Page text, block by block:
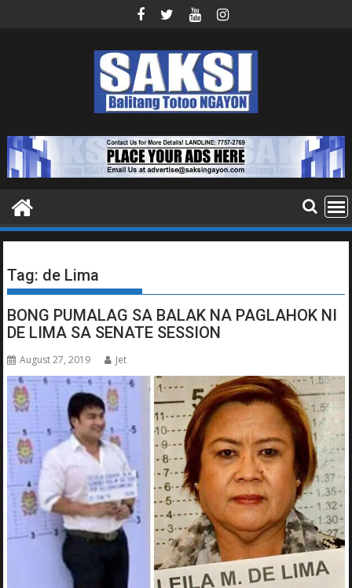
Tag: de Lima
BONG PUMALAG SA BALAK NA PAGLAHOK NI
DE LIMA SA SENATE SESSION
August 27, 2019 Jet